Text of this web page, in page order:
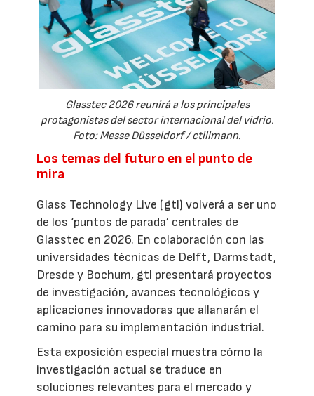
Glasstec 2026 reunirá a los principales
protagonistas del sector internacional del vidrio.
Foto: Messe Düsseldorf / ctillmann.
Los temas del futuro en el punto de
mira
Glass Technology Live (gtl) volverá a ser uno
de los ‘puntos de parada’ centrales de
Glasstec en 2026. En colaboración con las
universidades técnicas de Delft, Darmstadt,
Dresde y Bochum, gtl presentará proyectos
de investigación, avances tecnológicos y
aplicaciones innovadoras que allanarán el
camino para su implementación industrial.
Esta exposición especial muestra cómo la
investigación actual se traduce en
soluciones relevantes para el mercado y